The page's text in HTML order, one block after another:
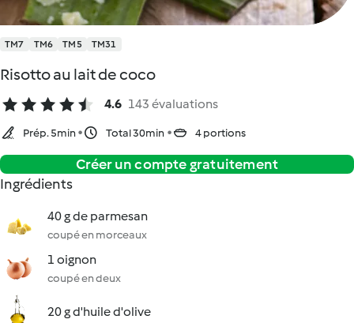
TM7 TM6 TM5 TM31
Risotto au lait de coco
4.6 143 évaluations
Prép. 5min Total 30min 4 portions
Créer un compte gratuitement
Ingrédients
40 g de parmesan
coupé en morceaux
1 oignon
coupé en deux
20 g d'huile d'olive